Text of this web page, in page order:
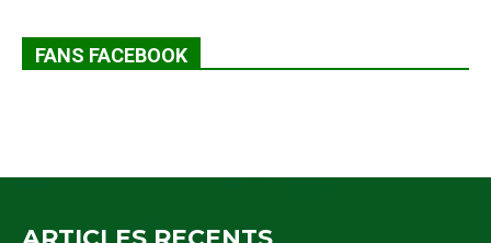
FANS FACEBOOK